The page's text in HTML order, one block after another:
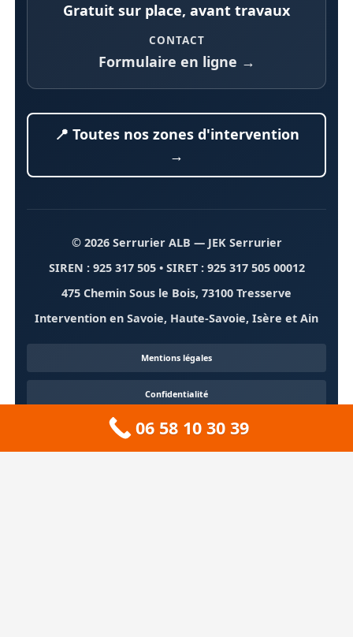
Gratuit sur place, avant travaux
CONTACT
Formulaire en ligne →
📍 Toutes nos zones d'intervention
→
© 2026 Serrurier ALB — JEK Serrurier
SIREN : 925 317 505 • SIRET : 925 317 505 00012
475 Chemin Sous le Bois, 73100 Tresserve
Intervention en Savoie, Haute-Savoie, Isère et Ain
Mentions légales
Confidentialité
Contact
06 58 10 30 39